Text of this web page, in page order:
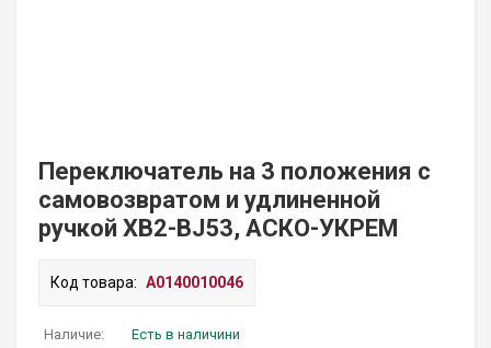
Переключатель на 3 положения с
самовозвратом и удлиненной
ручкой XB2-BJ53, АСКО-УКРЕМ
Код товара: A0140010046
Наличие: Есть в наличини